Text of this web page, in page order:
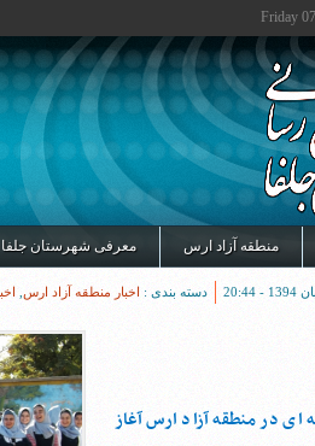
منطقه آزاد ارس معرفی شهرستان جلفا
دسته بندی : اخبار منطقه آزاد ارس
در منطقه آزاد ارس آغاز